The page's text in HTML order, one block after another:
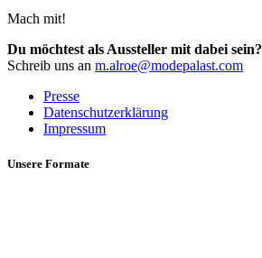
Mach mit!
Du möchtest als Aussteller mit dabei sein?
Schreib uns an m.alroe@modepalast.com
Presse
Datenschutzerklärung
Impressum
Unsere Formate